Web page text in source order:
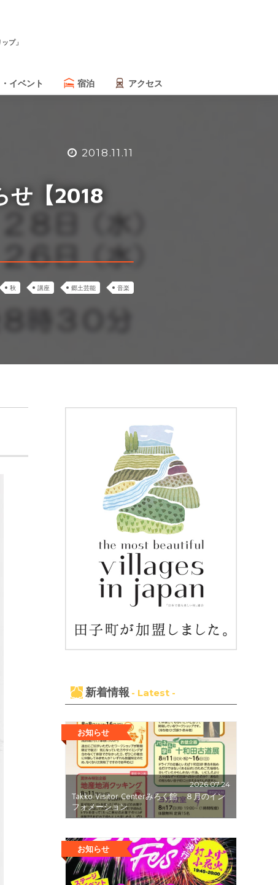
プ」
イベント 宿泊 アクセス
2018.11.11
せ【2018
秋 講座 郷土芸能 音楽
新着情報 - Latest -
お知らせ
2026.07.24
Takko Visitor Centerみろく館 ８月のイン
フォメーション
お知らせ